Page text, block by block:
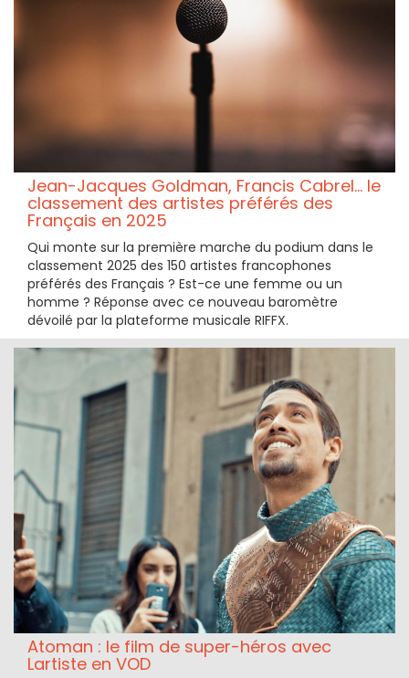
Jean-Jacques Goldman, Francis Cabrel... le
classement des artistes préférés des
Français en 2025
Qui monte sur la première marche du podium dans le
classement 2025 des 150 artistes francophones
préférés des Français ? Est-ce une femme ou un
homme ? Réponse avec ce nouveau baromètre
dévoilé par la plateforme musicale RIFFX.
Atoman : le film de super-héros avec
Lartiste en VOD